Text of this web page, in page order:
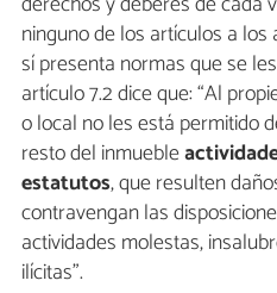
ninguno de los artículos a
sí presenta normas que se
artículo 7.2 dice que: “Al
o local no les está permitido
resto del inmueble
estatutos, que resulten
contravengan las
actividades molestas,
ilícitas”.